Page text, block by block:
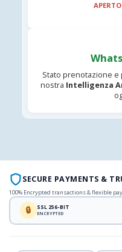
Stato prenotazione e
nostra Intelligenza
SECURE PAYMENTS &
100% Encrypted transactions & flexible
🔒 SSL 256-BIT
ENCRYPTED